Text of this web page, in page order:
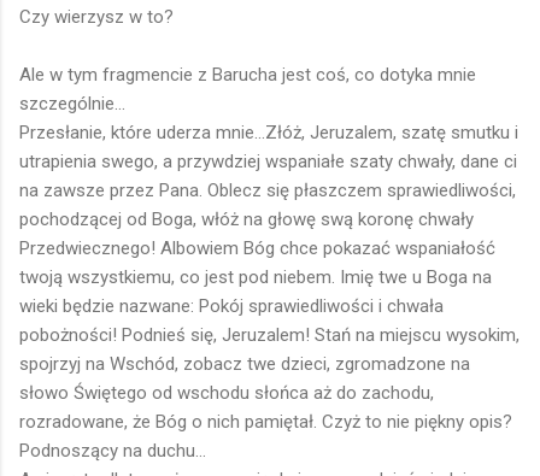
Czy wierzysz w to?
Ale w tym fragmencie z Barucha jest coś, co dotyka mnie
szczególnie...
Przesłanie, które uderza mnie...Złóż, Jeruzalem, szatę smutku i
utrapienia swego, a przywdziej wspaniałe szaty chwały, dane ci
na zawsze przez Pana. Oblecz się płaszczem sprawiedliwości,
pochodzącej od Boga, włóż na głowę swą koronę chwały
Przedwiecznego! Albowiem Bóg chce pokazać wspaniałość
twoją wszystkiemu, co jest pod niebem. Imię twe u Boga na
wieki będzie nazwane: Pokój sprawiedliwości i chwała
pobożności! Podnieś się, Jeruzalem! Stań na miejscu wysokim,
spojrzyj na Wschód, zobacz twe dzieci, zgromadzone na
słowo Świętego od wschodu słońca aż do zachodu,
rozradowane, że Bóg o nich pamiętał. Czyż to nie piękny opis?
Podnoszący na duchu...